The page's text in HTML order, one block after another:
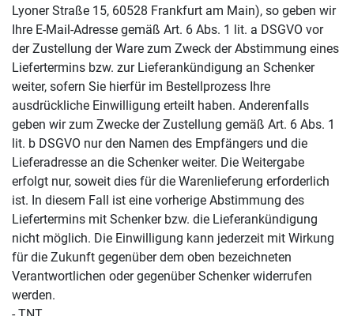
Lyoner Straße 15, 60528 Frankfurt am Main), so geben wir
Ihre E-Mail-Adresse gemäß Art. 6 Abs. 1 lit. a DSGVO vor
der Zustellung der Ware zum Zweck der Abstimmung eines
Liefertermins bzw. zur Lieferankündigung an Schenker
weiter, sofern Sie hierfür im Bestellprozess Ihre
ausdrückliche Einwilligung erteilt haben. Anderenfalls
geben wir zum Zwecke der Zustellung gemäß Art. 6 Abs. 1
lit. b DSGVO nur den Namen des Empfängers und die
Lieferadresse an die Schenker weiter. Die Weitergabe
erfolgt nur, soweit dies für die Warenlieferung erforderlich
ist. In diesem Fall ist eine vorherige Abstimmung des
Liefertermins mit Schenker bzw. die Lieferankündigung
nicht möglich. Die Einwilligung kann jederzeit mit Wirkung
für die Zukunft gegenüber dem oben bezeichneten
Verantwortlichen oder gegenüber Schenker widerrufen
werden.